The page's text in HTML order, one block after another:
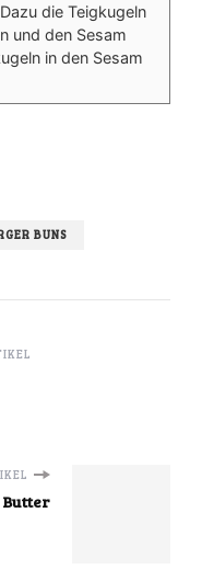
die Teigkugeln
und den Sesam
in den Sesam
BUNS
Butter